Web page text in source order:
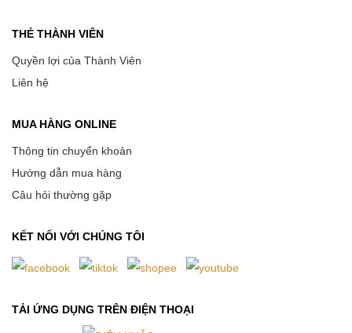
THẺ THÀNH VIÊN
Quyền lợi của Thành Viên
Liên hệ
MUA HÀNG ONLINE
Thông tin chuyển khoản
Hướng dẫn mua hàng
Câu hỏi thường gặp
KẾT NỐI VỚI CHÚNG TÔI
TẢI ỨNG DỤNG TRÊN ĐIỆN THOẠI